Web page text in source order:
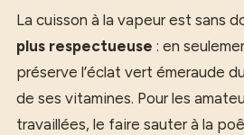
La cuisson à la vapeur est sans
plus respectueuse : en
préserve l’éclat vert émeraude
de ses vitamines. Pour les
travaillées, le faire sauter à la